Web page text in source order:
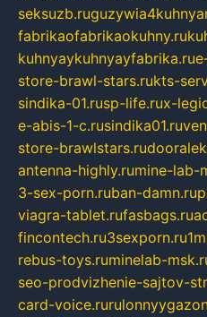
seksuzb.ru
fabrikaofabrikaokuhny.ru
kuhnyaykuhnyayfabrika.ru
store-brawl-stars.rukts-
sindika-01.rusp-life.rux-
e-abis-1-c.rusindika01.ru
store-brawlstars.ru
antenna-highly.rumine-lab-
3-sex-porn.ruban-damn.ru
viagra-tablet.rufasbags.ru
fincontech.ru3sexporn.ru
rebus-toys.ruminelab-
seo-prodvizhenie-sajtov-
card-voice.ru